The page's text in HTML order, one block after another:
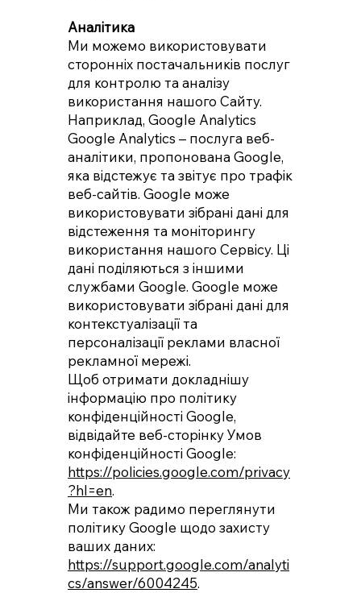
Аналітика
Ми можемо використовувати
сторонніх постачальників послуг
для контролю та аналізу
використання нашого Сайту.
Наприклад, Google Analytics
Google Analytics – послуга веб-
аналітики, пропонована Google,
яка відстежує та звітує про трафік
веб-сайтів. Google може
використовувати зібрані дані для
відстеження та моніторингу
використання нашого Сервісу. Ці
дані поділяються з іншими
службами Google. Google може
використовувати зібрані дані для
контекстуалізації та
персоналізації реклами власної
рекламної мережі.
Щоб отримати докладнішу
інформацію про політику
конфіденційності Google,
відвідайте веб-сторінку Умов
конфіденційності Google:
https://policies.google.com/privacy
?hl=en.
Ми також радимо переглянути
політику Google щодо захисту
ваших даних:
https://support.google.com/analyti
cs/answer/6004245.